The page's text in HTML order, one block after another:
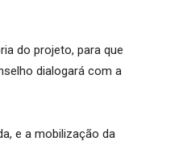
do projeto, para que
dialogará com a
e a mobilização da